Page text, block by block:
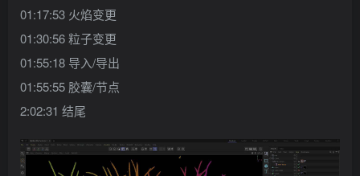
01:17:53 火焰变更
01:30:56 粒子变更
01:55:18 导入/导出
01:55:55 胶囊/节点
2:02:31 结尾